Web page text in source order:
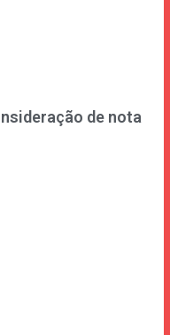
de nota